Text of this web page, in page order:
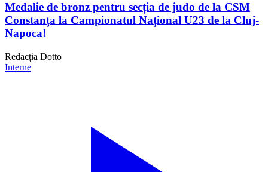
Medalie de bronz pentru secția de judo de la CSM
Constanța la Campionatul Național U23 de la Cluj-
Napoca!
Redacția Dotto
Interne